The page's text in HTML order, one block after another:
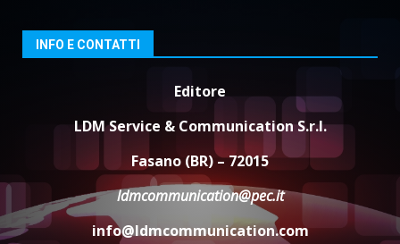
3
Serie D, l’Us Fasano è escluso
dal campionato
Truffatori in azione nelle
frazioni fasanesi
INFO E CONTATTI
Editore
LDM Service & Communication S.r.l.
Fasano (BR) – 72015
ldmcommunication@pec.it
info@ldmcommunication.com